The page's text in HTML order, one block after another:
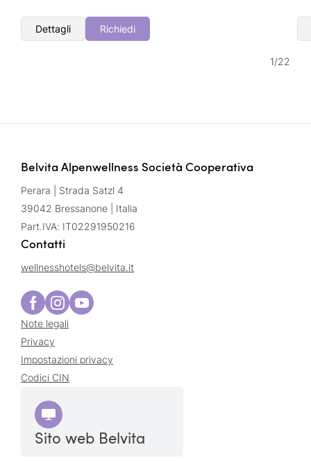
Dettagli Richiedi
1/22
Belvita Alpenwellness Società Cooperativa
Perara | Strada Satzl 4
39042 Bressanone | Italia
Part.IVA: IT02291950216
Contatti
wellnesshotels@belvita.it
Note legali
Privacy
Impostazioni privacy
Codici CIN
Sito web Belvita